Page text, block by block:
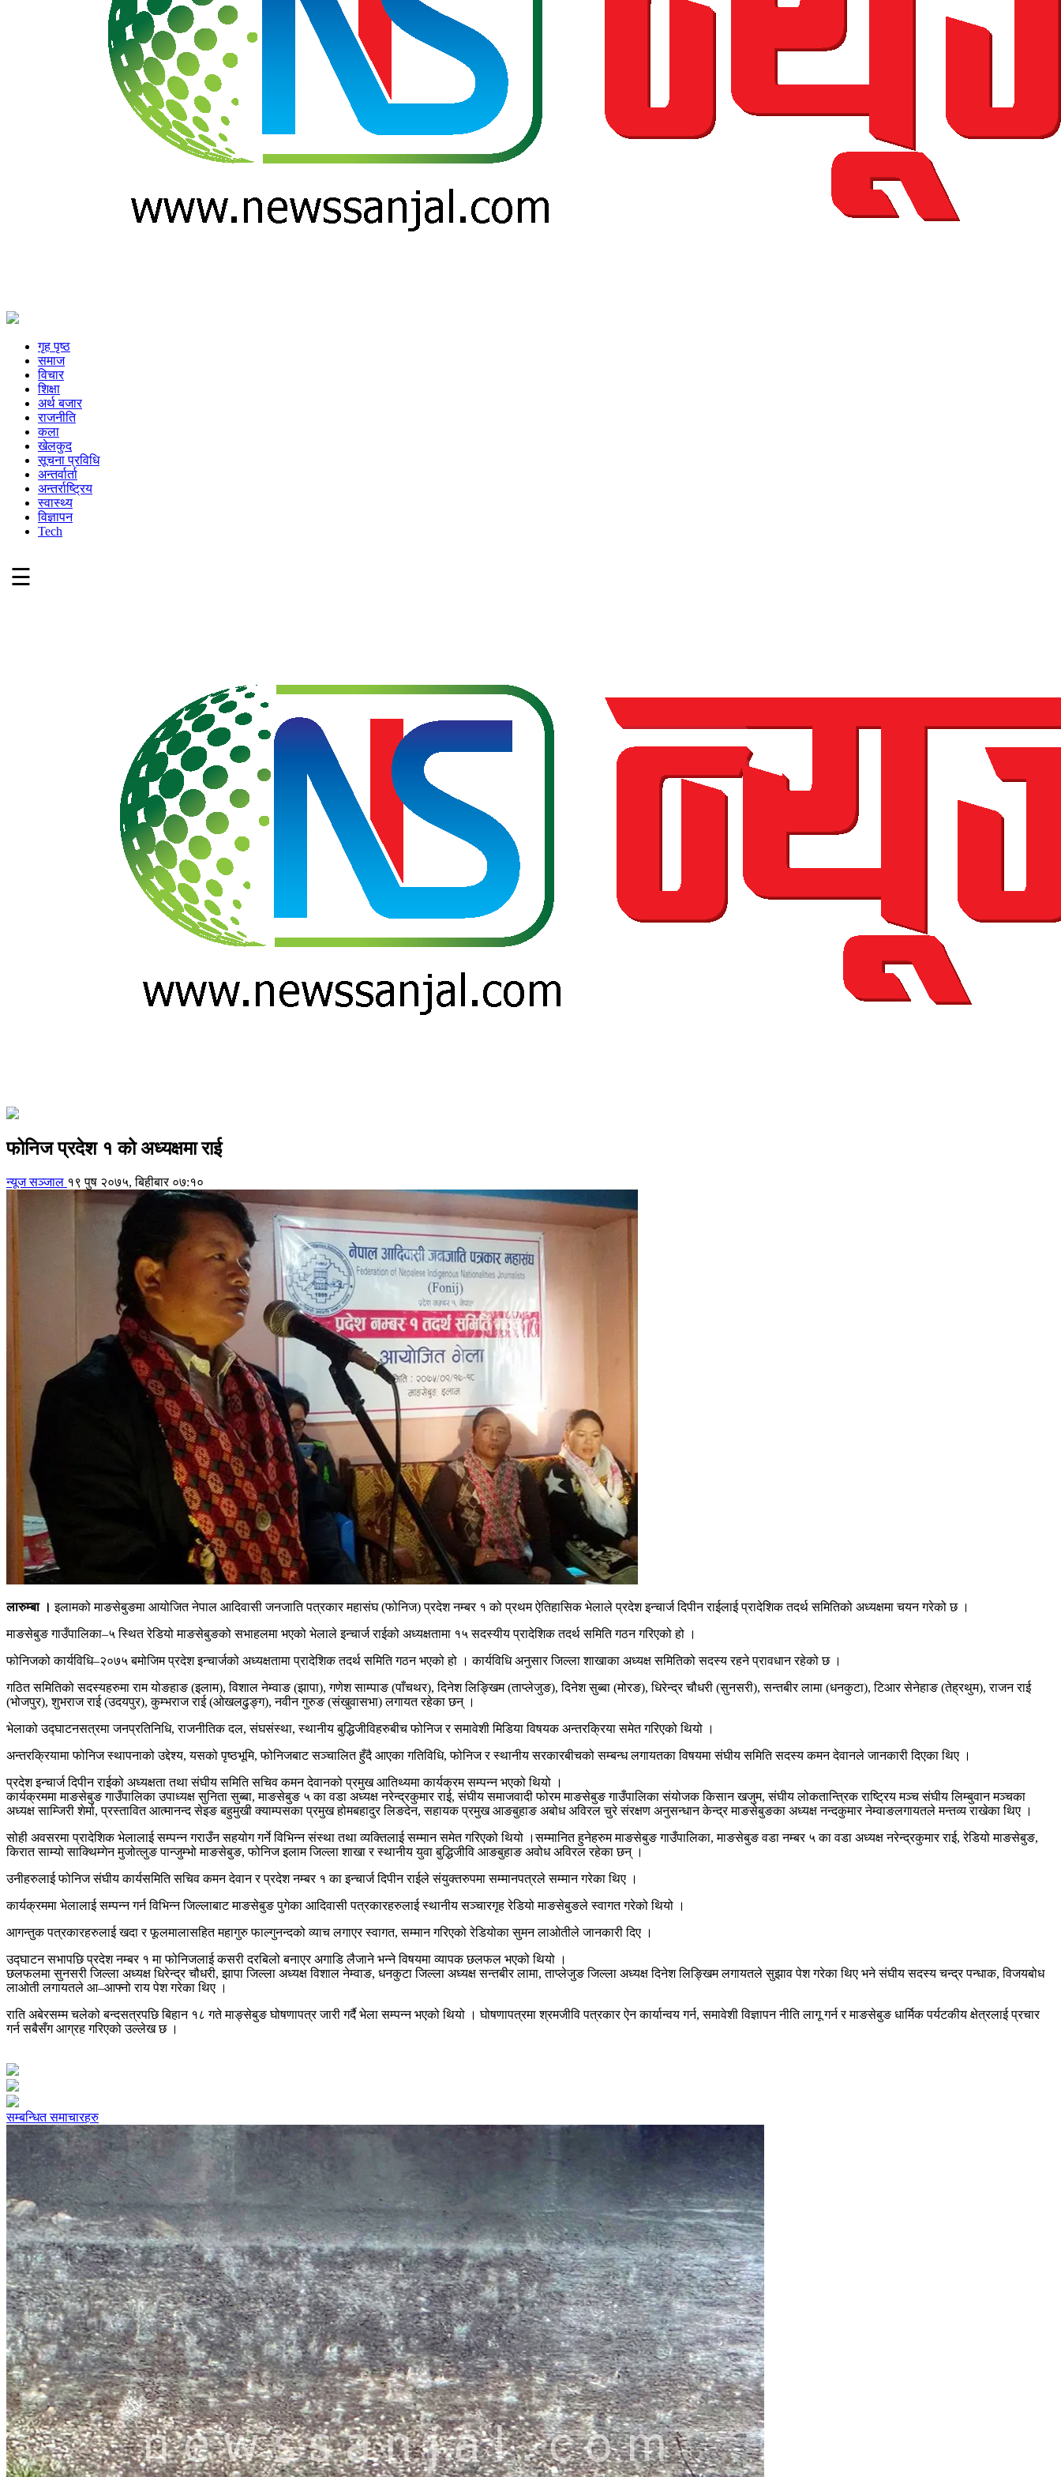
गृह पृष्ठ
समाज
विचार
शिक्षा
अर्थ बजार
राजनीति
कला
खेलकुद
सूचना प्रविधि
अन्तर्वार्ता
अन्तर्राष्ट्रिय
स्वास्थ्य
विज्ञापन
Tech
☰
फोनिज प्रदेश १ को अध्यक्षमा राई
न्यूज सञ्जाल १९ पुष २०७५, बिहीबार ०७:१०
लारुम्बा । इलामको माङसेबुङमा आयोजित नेपाल आदिवासी जनजाति पत्रकार महासंघ (फोनिज) प्रदेश नम्बर १ को प्रथम ऐतिहासिक भेलाले प्रदेश इन्चार्ज दिपीन राईलाई प्रादेशिक तदर्थ समितिको अध्यक्षमा चयन गरेको छ ।
माङसेबुङ गाउँपालिका–५ स्थित रेडियो माङसेबुङको सभाहलमा भएको भेलाले इन्चार्ज राईको अध्यक्षतामा १५ सदस्यीय प्रादेशिक तदर्थ समिति गठन गरिएको हो ।
फोनिजको कार्यविधि–२०७५ बमोजिम प्रदेश इन्चार्जको अध्यक्षतामा प्रादेशिक तदर्थ समिति गठन भएको हो । कार्यविधि अनुसार जिल्ला शाखाका अध्यक्ष समितिको सदस्य रहने प्रावधान रहेको छ ।
गठित समितिको सदस्यहरुमा राम योङहाङ (इलाम), विशाल नेम्वाङ (झापा), गणेश साम्पाङ (पाँचथर), दिनेश लिङ्खिम (ताप्लेजुङ), दिनेश सुब्बा (मोरङ), धिरेन्द्र चौधरी (सुनसरी), सन्तबीर लामा (धनकुटा), टिआर सेनेहाङ (तेह्रथुम), राजन राई
(भोजपुर), शुभराज राई (उदयपुर), कुम्भराज राई (ओखलढुङ्ग), नवीन गुरुङ (संखुवासभा) लगायत रहेका छन् ।
भेलाको उद्घाटनसत्रमा जनप्रतिनिधि, राजनीतिक दल, संघसंस्था, स्थानीय बुद्धिजीविहरुबीच फोनिज र समावेशी मिडिया विषयक अन्तरक्रिया समेत गरिएको थियो ।
अन्तरक्रियामा फोनिज स्थापनाको उद्देश्य, यसको पृष्ठभूमि, फोनिजबाट सञ्चालित हुँदै आएका गतिविधि, फोनिज र स्थानीय सरकारबीचको सम्बन्ध लगायतका विषयमा संघीय समिति सदस्य कमन देवानले जानकारी दिएका थिए ।
प्रदेश इन्चार्ज दिपीन राईको अध्यक्षता तथा संघीय समिति सचिव कमन देवानको प्रमुख आतिथ्यमा कार्यक्रम सम्पन्न भएको थियो ।
कार्यक्रममा माङसेबुङ गाउँपालिका उपाध्यक्ष सुनिता सुब्बा, माङसेबुङ ५ का वडा अध्यक्ष नरेन्द्रकुमार राई, संघीय समाजवादी फोरम माङसेबुङ गाउँपालिका संयोजक किसान खजुम, संघीय लोकतान्त्रिक राष्ट्रिय मञ्च संघीय लिम्बुवान मञ्चका
अध्यक्ष साम्जिरी शेर्मा, प्रस्तावित आत्मानन्द सेइङ बहुमुखी क्याम्पसका प्रमुख होमबहादुर लिङदेन, सहायक प्रमुख आङबुहाङ अबोध अविरल चुरे संरक्षण अनुसन्धान केन्द्र माङसेबुङका अध्यक्ष नन्दकुमार नेम्वाङलगायतले मन्तव्य राखेका थिए ।
सोही अवसरमा प्रादेशिक भेलालाई सम्पन्न गराउँन सहयोग गर्ने विभिन्न संस्था तथा व्यक्तिलाई सम्मान समेत गरिएको थियो ।सम्मानित हुनेहरुम माङसेबुङ गाउँपालिका, माङसेबुङ वडा नम्बर ५ का वडा अध्यक्ष नरेन्द्रकुमार राई, रेडियो माङसेबुङ,
किरात साम्यो साक्थिम्गेन मुजोत्लुङ पान्जुम्भो माङसेबुङ, फोनिज इलाम जिल्ला शाखा र स्थानीय युवा बुद्धिजीवि आङबुहाङ अवोध अविरल रहेका छन् ।
उनीहरुलाई फोनिज संघीय कार्यसमिति सचिव कमन देवान र प्रदेश नम्बर १ का इन्चार्ज दिपीन राईले संयुक्तरुपमा सम्मानपत्रले सम्मान गरेका थिए ।
कार्यक्रममा भेलालाई सम्पन्न गर्न विभिन्न जिल्लाबाट माङसेबुङ पुगेका आदिवासी पत्रकारहरुलाई स्थानीय सञ्चारगृह रेडियो माङसेबुङले स्वागत गरेको थियो ।
आगन्तुक पत्रकारहरुलाई खदा र फूलमालासहित महागुरु फाल्गुनन्दको व्याच लगाएर स्वागत, सम्मान गरिएको रेडियोका सुमन लाओतीले जानकारी दिए ।
उद्घाटन सभापछि प्रदेश नम्बर १ मा फोनिजलाई कसरी दरबिलो बनाएर अगाडि लैजाने भन्ने विषयमा व्यापक छलफल भएको थियो ।
छलफलमा सुनसरी जिल्ला अध्यक्ष धिरेन्द्र चौधरी, झापा जिल्ला अध्यक्ष विशाल नेम्वाङ, धनकुटा जिल्ला अध्यक्ष सन्तबीर लामा, ताप्लेजुङ जिल्ला अध्यक्ष दिनेश लिङ्खिम लगायतले सुझाव पेश गरेका थिए भने संघीय सदस्य चन्द्र पन्धाक, विजयबोध
लाओती लगायतले आ–आफ्नो राय पेश गरेका थिए ।
राति अबेरसम्म चलेको बन्दसत्रपछि बिहान १८ गते माङ्सेबुङ घोषणापत्र जारी गर्दै भेला सम्पन्न भएको थियो । घोषणापत्रमा श्रमजीवि पत्रकार ऐन कार्यान्वय गर्न, समावेशी विज्ञापन नीति लागू गर्न र माङसेबुङ धार्मिक पर्यटकीय क्षेत्रलाई प्रचार
गर्न सबैसँग आग्रह गरिएको उल्लेख छ ।
सम्बन्धित समाचारहरु